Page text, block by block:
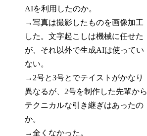
AIを利用したのか。
→写真は撮影したものを画像加工
した。文字起こしは機械に任せた
が、それ以外で生成AIは使ってい
ない。
→2号と3号とでテイストがかなり
異なるが、2号を制作した先輩から
テクニカルな引き継ぎはあったの
か。
→全くなかった。